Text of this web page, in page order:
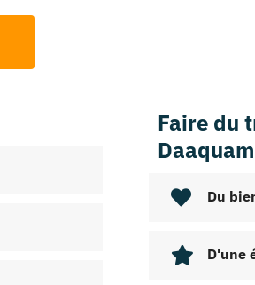
Faire du
Daaquam
Du
D'une